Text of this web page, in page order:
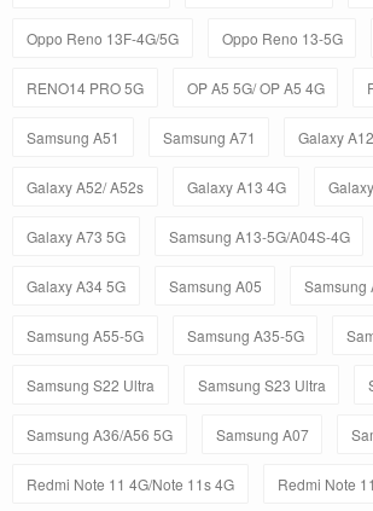
Oppo Reno 13F-4G/5G Oppo Reno 13-5G
RENO14 PRO 5G OP A5 5G/ OP A5 4G
Samsung A51 Samsung A71 Galaxy
Galaxy A52/ A52s Galaxy A13 4G
Galaxy A73 5G Samsung A13-5G/A04S-4G
Galaxy A34 5G Samsung A05 Samsung
Samsung A55-5G Samsung A35-5G
Samsung S22 Ultra Samsung S23 Ultra
Samsung A36/A56 5G Samsung A07
Redmi Note 11 4G/Note 11s 4G Redmi Note